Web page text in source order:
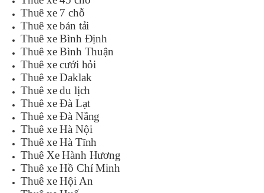
Thuê xe 7 chỗ
Thuê xe bán tải
Thuê xe Bình Định
Thuê xe Bình Thuận
Thuê xe cưới hỏi
Thuê xe Daklak
Thuê xe du lịch
Thuê xe Đà Lạt
Thuê xe Đà Nẵng
Thuê xe Hà Nội
Thuê xe Hà Tĩnh
Thuê Xe Hành Hương
Thuê xe Hồ Chí Minh
Thuê xe Hội An